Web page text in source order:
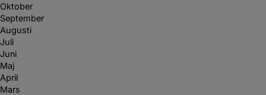
Oktober
September
Augusti
Juli
Juni
Maj
April
Mars